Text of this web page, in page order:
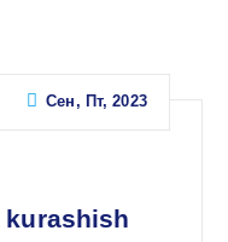
Сен, Пт, 2023